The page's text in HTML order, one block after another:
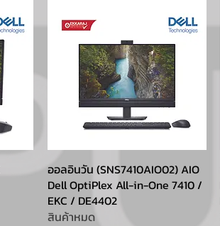
ออลอินวัน (SNS7410AIO02) AIO
Dell OptiPlex All-in-One 7410 /
EKC / DE4402
สินค้าหมด